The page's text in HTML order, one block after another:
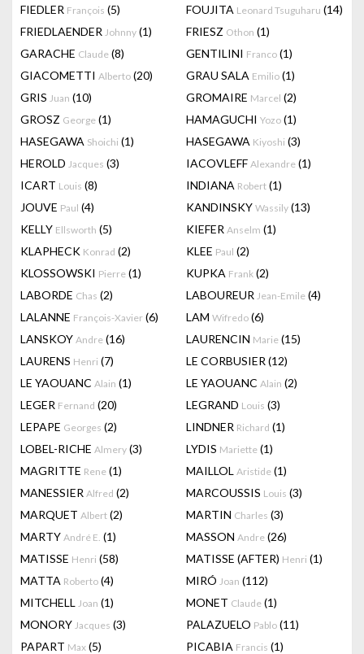
FIEDLER François (5) FOUJITA Leonard Tsuguharu (14)
FRIEDLAENDER Johnny (1) FRIESZ Othon (1)
GARACHE Claude (8) GENTILINI Franco (1)
GIACOMETTI Alberto (20) GRAU SALA Emilio (1)
GRIS Juan (10) GROMAIRE Marcel (2)
GROSZ George (1) HAMAGUCHI Yozo (1)
HASEGAWA Shoichi (1) HASEGAWA Kiyoshi (3)
HEROLD Jacques (3) IACOVLEFF Alexandre (1)
ICART Louis (8) INDIANA Robert (1)
JOUVE Paul (4) KANDINSKY Wassily (13)
KELLY Ellsworth (5) KIEFER Anselm (1)
KLAPHECK Konrad (2) KLEE Paul (2)
KLOSSOWSKI Pierre (1) KUPKA Frank (2)
LABORDE Chas (2) LABOUREUR Jean-Emile (4)
LALANNE François-Xavier (6) LAM Wifredo (6)
LANSKOY Andre (16) LAURENCIN Marie (15)
LAURENS Henri (7) LE CORBUSIER (12)
LE YAOUANC Alain (1) LE YAOUANC Alain (2)
LEGER Fernand (20) LEGRAND Louis (3)
LEPAPE Georges (2) LINDNER Richard (1)
LOBEL-RICHE Almery (3) LYDIS Mariette (1)
MAGRITTE Rene (1) MAILLOL Aristide (1)
MANESSIER Alfred (2) MARCOUSSIS Louis (3)
MARQUET Albert (2) MARTIN Charles (3)
MARTY André E. (1) MASSON Andre (26)
MATISSE Henri (58) MATISSE (AFTER) Henri (1)
MATTA Roberto (4) MIRÓ Joan (112)
MITCHELL Joan (1) MONET Claude (1)
MONORY Jacques (3) PALAZUELO Pablo (11)
PAPART Max (5) PICABIA Francis (1)